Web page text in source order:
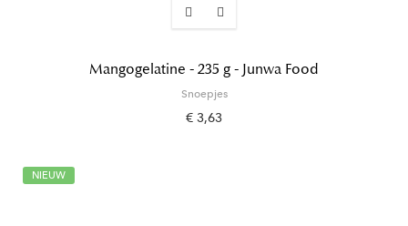
Mangogelatine - 235 g - Junwa Food
Snoepjes
€ 3,63
NIEUW